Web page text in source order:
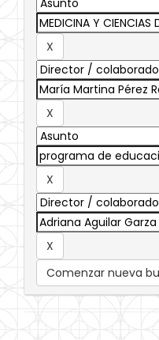
Comenzar nueva